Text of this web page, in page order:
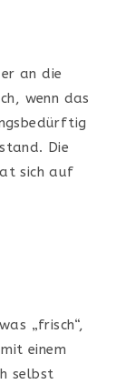
an die
wenn das
Die
sich auf
„frisch“,
einem
selbst